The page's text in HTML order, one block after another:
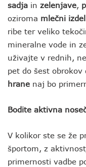
sadja in zelenjave,
oziroma mlečni
ribe ter veliko
mineralne vode in
uživajte v rednih,
pet do šest obrokov
hrane naj bo
Bodite aktivna
V kolikor ste se že
športom, z
primernosti vadbe